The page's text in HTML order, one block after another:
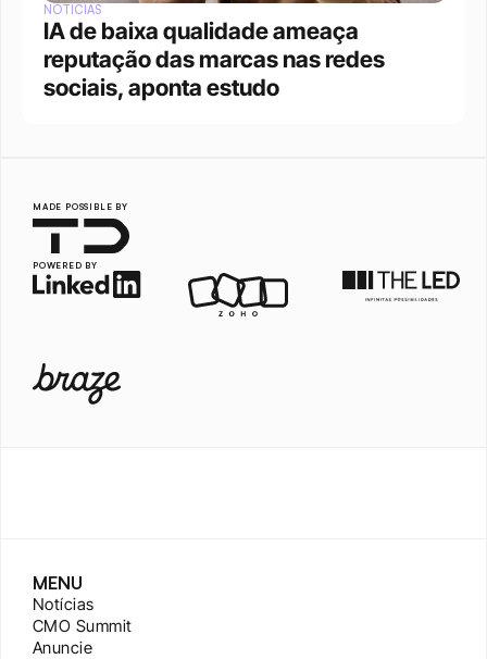
NOTÍCIAS
IA de baixa qualidade ameaça
reputação das marcas nas redes
sociais, aponta estudo
MADE POSSIBLE BY
POWERED BY
MENU
Notícias
CMO Summit
Anuncie